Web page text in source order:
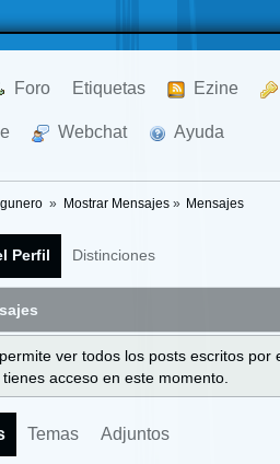
Foro Etiquetas Ezine
Webchat Ayuda
» Mostrar Mensajes» Mensajes
Perfil Distinciones
ver todos los posts escritos
acceso en este momento.
Temas Adjuntos